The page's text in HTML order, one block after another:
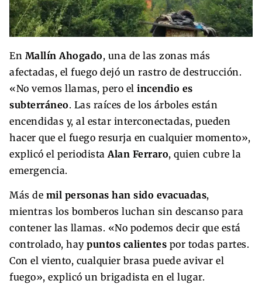
En Mallín Ahogado, una de las zonas más
afectadas, el fuego dejó un rastro de destrucción.
«No vemos llamas, pero el incendio es
subterráneo. Las raíces de los árboles están
encendidas y, al estar interconectadas, pueden
hacer que el fuego resurja en cualquier momento»,
explicó el periodistaAlan Ferraro, quien cubre la
emergencia.
Más de mil personas han sido evacuadas,
mientras los bomberos luchan sin descanso para
contener las llamas. «No podemos decir que está
controlado, hay puntos calientes por todas partes.
Con el viento, cualquier brasa puede avivar el
fuego», explicó un brigadista en el lugar.